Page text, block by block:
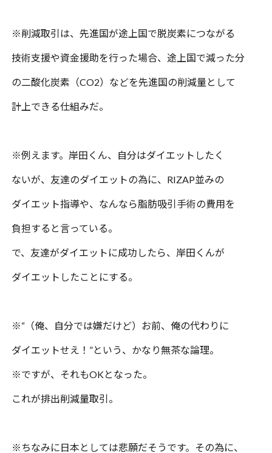
※削減取引は、先進国が途上国で脱炭素につながる
技術支援や資金援助を行った場合、途上国で減った分
の二酸化炭素（CO2）などを先進国の削減量として
計上できる仕組みだ。
※例え ます。岸田くん、自分はダイエットしたく
ないが、友達のダイエットの為に、 RIZAP並みの
ダイエット指導や、なんなら脂肪吸引手術の費用を
負担すると言っている。
で、友達がダイエットに成功したら、岸田くんが
ダイエットしたことにする。
※“（俺、自分では嫌だけど）お前、俺の代わりに
ダイエットせえ！ ”という、かなり無茶な論理。
※ですが、それもOKとなった。
これが排出削減量取引。
※ ちなみに日本としては悲願だそうです。その為に、